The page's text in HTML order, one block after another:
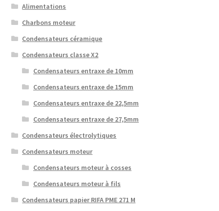
Alimentations
Charbons moteur
Condensateurs céramique
Condensateurs classe X2
Condensateurs entraxe de 10mm
Condensateurs entraxe de 15mm
Condensateurs entraxe de 22,5mm
Condensateurs entraxe de 27,5mm
Condensateurs électrolytiques
Condensateurs moteur
Condensateurs moteur à cosses
Condensateurs moteur à fils
Condensateurs papier RIFA PME 271 M